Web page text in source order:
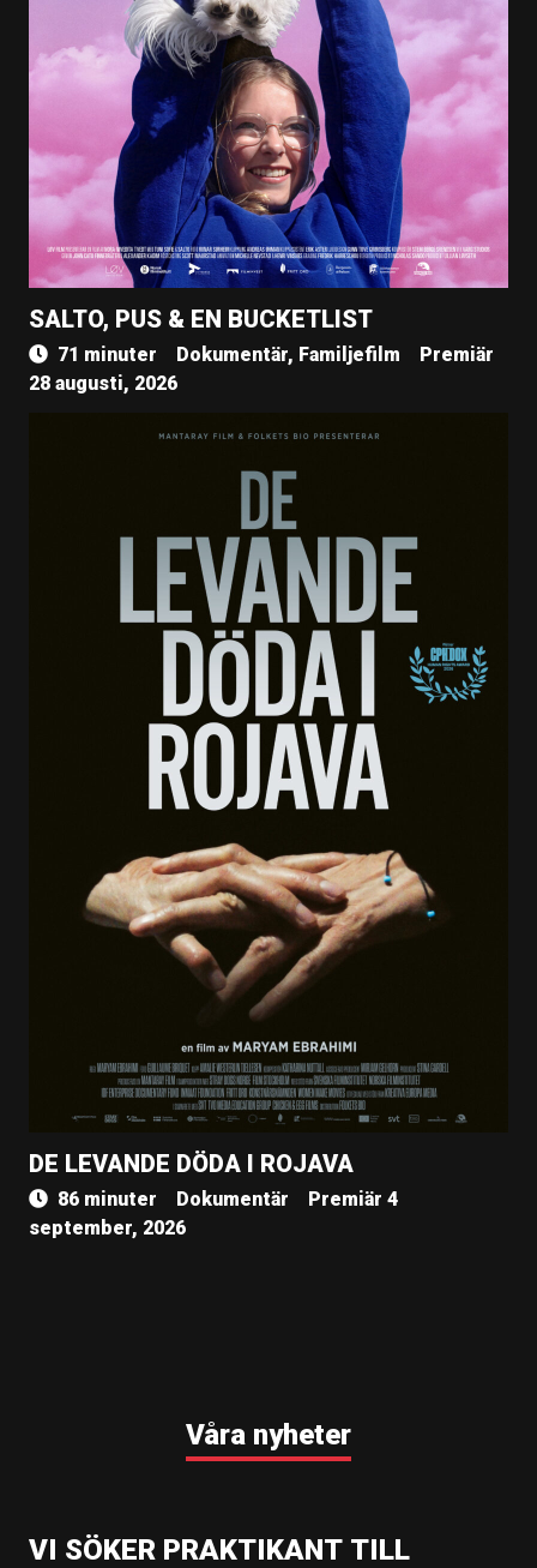
SALTO, PUS & EN BUCKETLIST
71 minuter Dokumentär, Familjefilm
Premiär
28 augusti, 2026
DE LEVANDE DÖDA I ROJAVA
86 minuter Dokumentär
Premiär 4
september, 2026
Våra nyheter
VI SÖKER PRAKTIKANT TILL